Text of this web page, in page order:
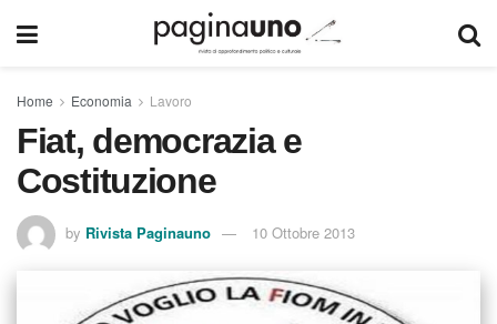
Home Economia Lavoro
Fiat, democrazia e
Costituzione
by Rivista Paginauno 10 Ottobre 2013